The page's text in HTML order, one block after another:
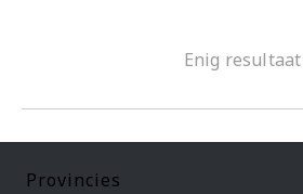
Enig resultaat
Provincies